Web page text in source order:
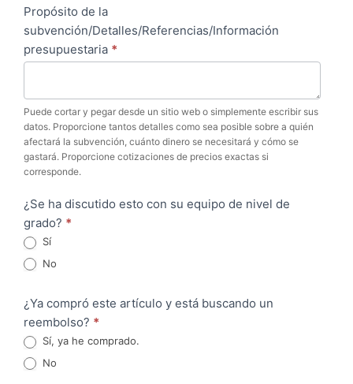
Propósito de la
subvención/Detalles/Referencias/Información
presupuestaria *
Puede cortar y pegar desde un sitio web o simplemente escribir sus
datos. Proporcione tantos detalles como sea posible sobre a quién
afectará la subvención, cuánto dinero se necesitará y cómo se
gastará. Proporcione cotizaciones de precios exactas si
corresponde.
¿Se ha discutido esto con su equipo de nivel de
grado? *
Sí
No
¿Ya compró este artículo y está buscando un
reembolso? *
Sí, ya he comprado.
No